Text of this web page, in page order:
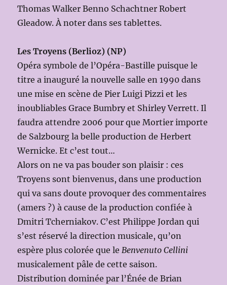
Thomas Walker Benno Schachtner Robert
Gleadow. À noter dans ses tablettes.
Les Troyens (Berlioz) (NP)
Opéra symbole de l’Opéra-Bastille puisque le
titre a inauguré la nouvelle salle en 1990 dans
une mise en scène de Pier Luigi Pizzi et les
inoubliables Grace Bumbry et Shirley Verrett. Il
faudra attendre 2006 pour que Mortier importe
de Salzbourg la belle production de Herbert
Wernicke. Et c’est tout…
Alors on ne va pas bouder son plaisir : ces
Troyens sont bienvenus, dans une production
qui va sans doute provoquer des commentaires
(amers ?) à cause de la production confiée à
Dmitri Tcherniakov. C’est Philippe Jordan qui
s’est réservé la direction musicale, qu’on
espère plus colorée que le Benvenuto Cellini
musicalement pâle de cette saison.
Distribution dominée par l’Énée de Brian